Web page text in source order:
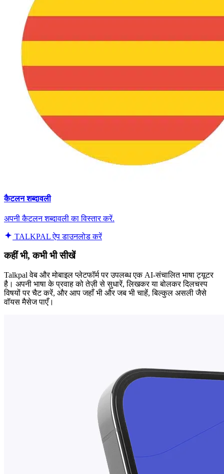
कैटलन शब्दावली
अपनी कैटलन शब्दावली का विस्तार करें.
TALKPAL ऐप डाउनलोड करें
कहीं भी, कभी भी सीखें
Talkpal वेब और मोबाइल प्लेटफॉर्म पर उपलब्ध एक AI-संचालित भाषा ट्यूटर
है। अपनी भाषा के प्रवाह को तेज़ी से सुधारें, लिखकर या बोलकर दिलचस्प
विषयों पर चैट करें, और आप जहाँ भी और जब भी चाहें, बिल्कुल असली जैसे
वॉयस मैसेज पाएँ।